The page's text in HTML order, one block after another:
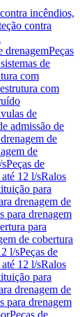
incêndios,
contra
drenagemPeças
de
com
com
de
admissão de
de
de
Peças de
12 l/sRalos
para
drenagem de
para drenagem
para
de cobertura
l/sPeças de
12 l/sRalos
para
drenagem de
para drenagem
Peças de